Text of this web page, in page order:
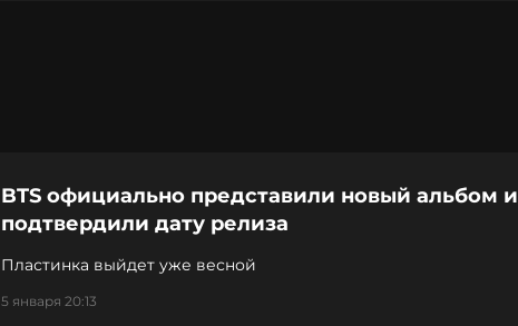
BTS официально представили новый альбом и
подтвердили дату релиза
Пластинка выйдет уже весной
5 января 20:13